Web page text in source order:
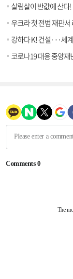
살림살이 반값에 산다!
우크라 첫 전범 재판서 러 병사
강하다 K! 건설···세
코로나19 대응 중앙재난